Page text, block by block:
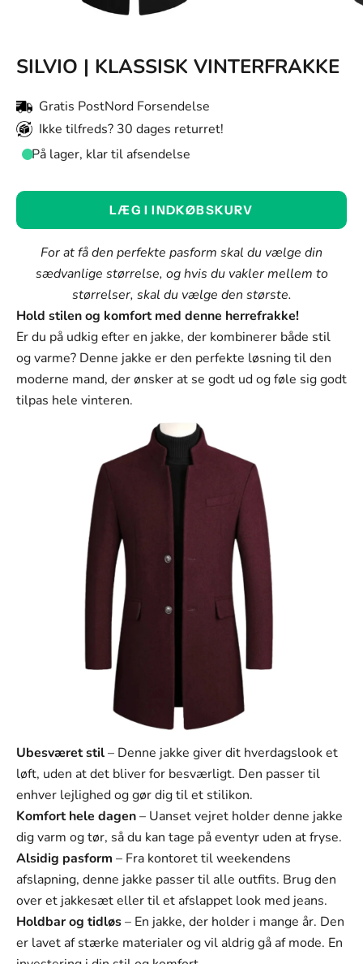
SILVIO | KLASSISK VINTERFRAKKE
Gratis PostNord Forsendelse
Ikke tilfreds? 30 dages returret!
På lager, klar til afsendelse
Farve:
Farve
Sort
Blå
Rød
Størrelse:
LÆG I INDKØBSKURV
For at få den perfekte pasform skal du vælge din
sædvanlige størrelse, og hvis du vakler mellem to
størrelser, skal du vælge den største.
Hold stilen og komfort med denne herrefrakke!
Er du på udkig efter en jakke, der kombinerer både stil
og varme? Denne jakke er den perfekte løsning til den
moderne mand, der ønsker at se godt ud og føle sig godt
tilpas hele vinteren.
Ubesværet stil– Denne jakke giver dit hverdagslook et
løft, uden at det bliver for besværligt. Den passer til
enhver lejlighed og gør dig til et stilikon.
Komfort hele dagen– Uanset vejret holder denne jakke
dig varm og tør, så du kan tage på eventyr uden at fryse.
Alsidig pasform – Fra kontoret til weekendens
afslapning, denne jakke passer til alle outfits. Brug den
over et jakkesæt eller til et afslappet look med jeans.
Holdbar og tidløs– En jakke, der holder i mange år. Den
er lavet af stærke materialer og vil aldrig gå af mode. En